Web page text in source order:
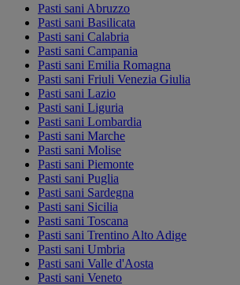
Pasti sani Abruzzo
Pasti sani Basilicata
Pasti sani Calabria
Pasti sani Campania
Pasti sani Emilia Romagna
Pasti sani Friuli Venezia Giulia
Pasti sani Lazio
Pasti sani Liguria
Pasti sani Lombardia
Pasti sani Marche
Pasti sani Molise
Pasti sani Piemonte
Pasti sani Puglia
Pasti sani Sardegna
Pasti sani Sicilia
Pasti sani Toscana
Pasti sani Trentino Alto Adige
Pasti sani Umbria
Pasti sani Valle d'Aosta
Pasti sani Veneto